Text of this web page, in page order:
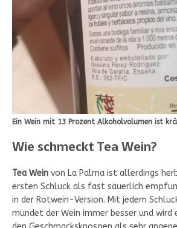
Ein Wein mit 13 Prozent Alkoholvolumen ist
Wie schmeckt Tea Wein?
Tea Wein von La Palma ist allerdings
ersten Schluck als fast säuerlich
in der Rotwein-Version. Mit jedem
mundet der Wein immer besser und wird